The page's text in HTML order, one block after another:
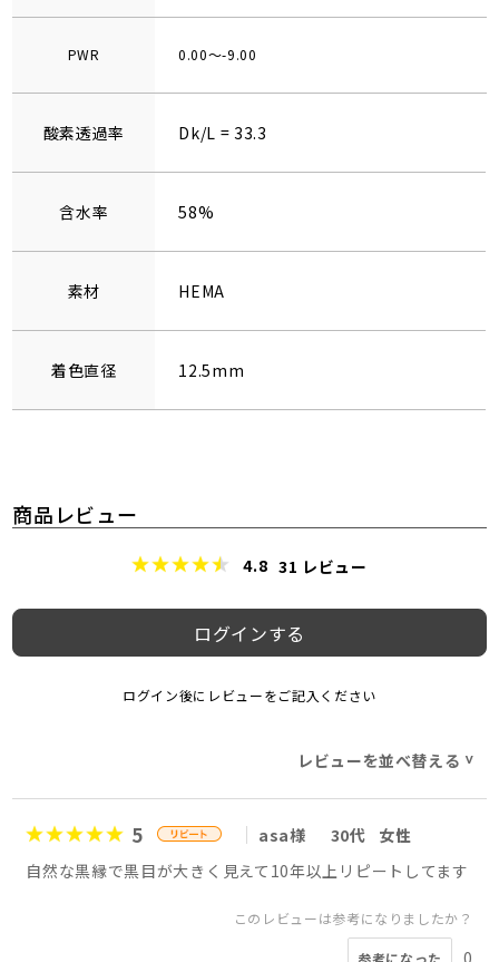
PWR 0.00～-9.00
酸素透過率 Dk/L = 33.3
含水率 58%
素材 HEMA
着色直径 12.5mm
商品レビュー
4.8 31 レビュー
ログインする
ログイン後にレビューをご記入ください
レビューを並べ替える>
5 asa様 30代
女性
自然な黒縁で黒目が大きく見えて10年以上リピートしてます
このレビューは参考になりましたか？